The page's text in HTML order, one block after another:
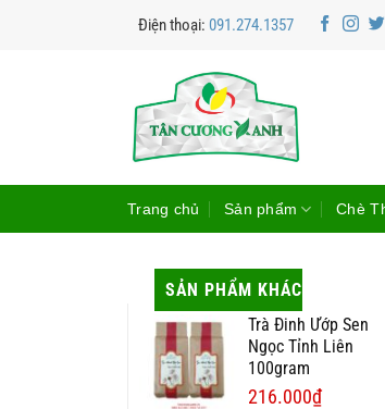
Điện thoại: 091.274.1357
Trang chủ Sản phẩm Chè
SẢN PHẨM KHÁC
Trà Đinh Ướp Sen
Ngọc Tỉnh Liên
100gram
216.000₫